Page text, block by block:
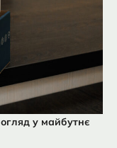
у майбутнє